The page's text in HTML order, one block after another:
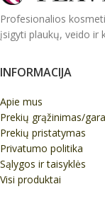
Profesionalios
įsigyti plaukų, veido ir
INFORMACIJA
Apie mus
Prekių grąžinimas/
Prekių pristatymas
Privatumo politika
Sąlygos ir taisyklės
Visi produktai